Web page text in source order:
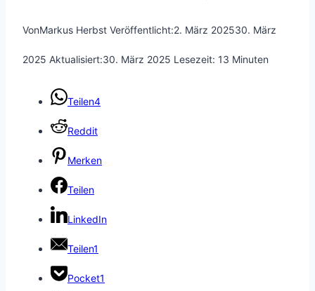
VonMarkus Herbst Veröffentlicht:2. März 202530. März
2025 Aktualisiert:30. März 2025 Lesezeit: 13 Minuten
Teilen4
Reddit
Merken
Teilen
LinkedIn
Teilen1
Pocket1